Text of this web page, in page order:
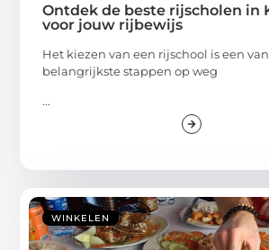
Ontdek de beste rijscholen in
voor jouw rijbewijs
Het kiezen van een rijschool is een
belangrijkste stappen op weg
...
WINKELEN